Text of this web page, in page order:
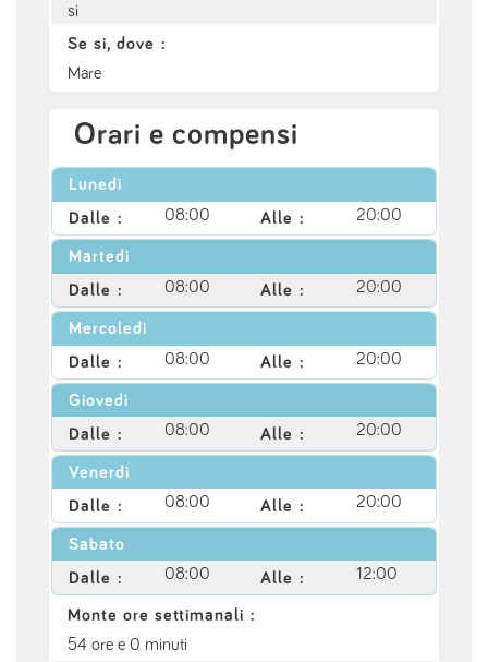
Orari e compensi
Lunedì
Dalle :
08:00 Alle : 20:00
Martedì
Dalle :
08:00 Alle : 20:00
Mercoledì
Dalle :
08:00 Alle : 20:00
Giovedì
Dalle :
08:00 Alle : 20:00
Venerdì
Dalle :
08:00 Alle : 20:00
Sabato
Dalle :
08:00 Alle : 12:00
Monte ore settimanali :
54 ore e 0 minuti
si
Se si, dove :
Mare